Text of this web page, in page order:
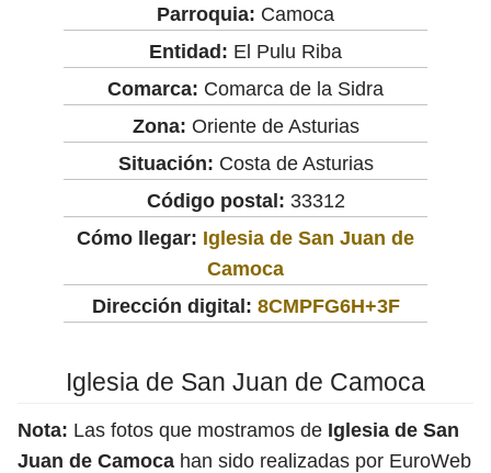
Parroquia: Camoca
Entidad: El Pulu Riba
Comarca: Comarca de la Sidra
Zona: Oriente de Asturias
Situación: Costa de Asturias
Código postal: 33312
Cómo llegar: Iglesia de San Juan de
Camoca
Dirección digital: 8CMPFG6H+3F
Iglesia de San Juan de Camoca
Nota: Las fotos que mostramos de Iglesia de San
Juan de Camoca han sido realizadas por EuroWeb